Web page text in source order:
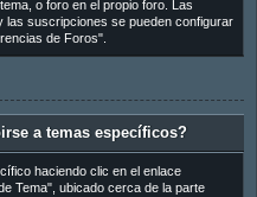
o foro en el propio foro. Las
las suscripciones se pueden configurar
de Foros".
a temas específicos?
haciendo clic en el enlace
Tema", ubicado cerca de la parte